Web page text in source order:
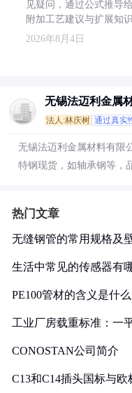
见疑问，通过公式推导
附加工艺建议与扩展知识
2026年8月4日
无锡法迈利金属
法人:林庆树 通过真实
无锡法迈利金属材料有限
特钢现货，如轴承钢等，
热门文章
无缝钢管的常用规格及
生活中常见的传感器有
PE100管材的含义是什么
工业厂房载重标准：一
CONOSTAN公司简介
C13和C14插头国标与